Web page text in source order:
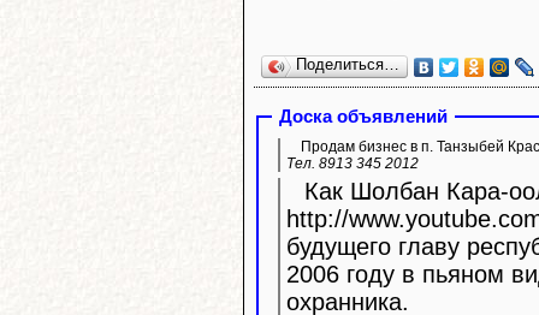
Поделиться…
Доска объявлений
Продам бизнес в п. Танзыбей
Тел. 8913 345 2012
Как Шолбан Кара-
http://www.youtube.com/
будущего главу
2006 году в пьяном
охранника.